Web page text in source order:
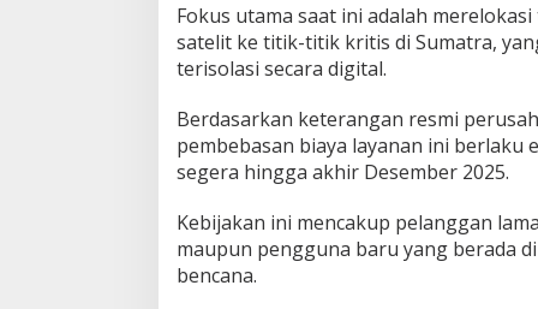
Fokus utama saat ini adalah
satelit ke titik-titik kritis di Sumatra,
terisolasi secara digital.
Berdasarkan keterangan resmi
pembebasan biaya layanan ini berlaku
segera hingga akhir Desember 2025.
Kebijakan ini mencakup pelanggan lama
maupun pengguna baru yang berada
bencana.